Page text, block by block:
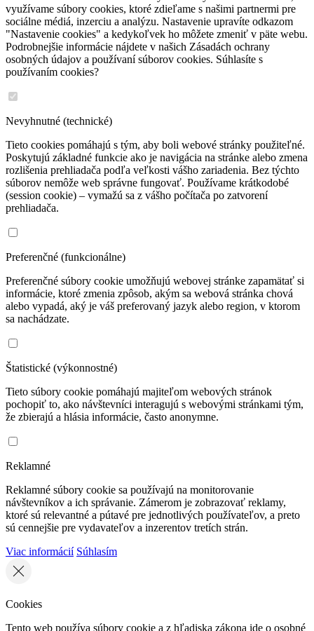
využívame súbory cookies, ktoré zdieľame s našimi partnermi pre
sociálne médiá, inzerciu a analýzu. Nastavenie upravíte odkazom
"Nastavenie cookies" a kedykoľvek ho môžete zmeniť v päte webu.
Podrobnejšie informácie nájdete v našich Zásadách ochrany
osobných údajov a používaní súborov cookies. Súhlasíte s
používaním cookies?
Nevyhnutné (technické)
Tieto cookies pomáhajú s tým, aby boli webové stránky použiteľné.
Poskytujú základné funkcie ako je navigácia na stránke alebo zmena
rozlišenia prehliadača podľa veľkosti vášho zariadenia. Bez týchto
súborov nemôže web správne fungovať. Používame krátkodobé
(session cookie) – vymažú sa z vášho počítača po zatvorení
prehliadača.
Preferenčné (funkcionálne)
Preferenčné súbory cookie umožňujú webovej stránke zapamätať si
informácie, ktoré zmenia zpôsob, akým sa webová stránka chová
alebo vypadá, aký je váš preferovaný jazyk alebo region, v ktorom
sa nachádzate.
Štatistické (výkonnostné)
Tieto súbory cookie pomáhajú majiteľom webových stránok
pochopiť to, ako návštevníci interagujú s webovými stránkami tým,
že zbierajú a hlásia informácie, často anonymne.
Reklamné
Reklamné súbory cookie sa používajú na monitorovanie
návštevníkov a ich správanie. Zámerom je zobrazovať reklamy,
ktoré sú relevantné a pútavé pre jednotlivých používateľov, a preto
sú cennejšie pre vydavateľov a inzerentov tretích strán.
Viac informácií Súhlasím
Cookies
Tento web používa súbory cookie a z hľadiska zákona ide o osobné